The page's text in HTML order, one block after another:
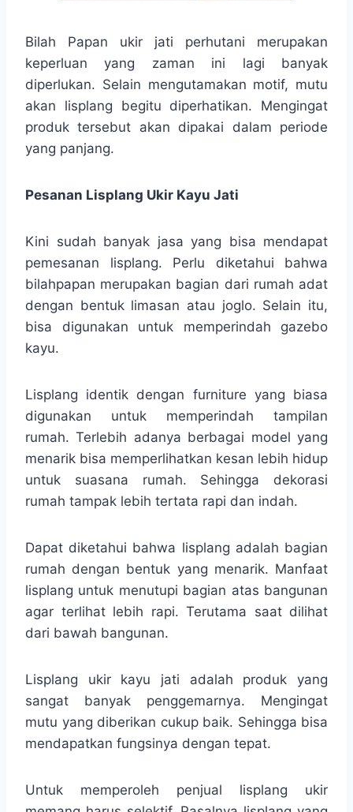
Bilah Papan ukir jati perhutani merupakan
keperluan yang zaman ini lagi banyak
diperlukan. Selain mengutamakan motif, mutu
akan lisplang begitu diperhatikan. Mengingat
produk tersebut akan dipakai dalam periode
yang panjang.
Pesanan Lisplang Ukir Kayu Jati
Kini sudah banyak jasa yang bisa mendapat
pemesanan lisplang. Perlu diketahui bahwa
bilahpapan merupakan bagian dari rumah adat
dengan bentuk limasan atau joglo. Selain itu,
bisa digunakan untuk memperindah gazebo
kayu.
Lisplang identik dengan furniture yang biasa
digunakan untuk memperindah tampilan
rumah. Terlebih adanya berbagai model yang
menarik bisa memperlihatkan kesan lebih hidup
untuk suasana rumah. Sehingga dekorasi
rumah tampak lebih tertata rapi dan indah.
Dapat diketahui bahwa lisplang adalah bagian
rumah dengan bentuk yang menarik. Manfaat
lisplang untuk menutupi bagian atas bangunan
agar terlihat lebih rapi. Terutama saat dilihat
dari bawah bangunan.
Lisplang ukir kayu jati adalah produk yang
sangat banyak penggemarnya. Mengingat
mutu yang diberikan cukup baik. Sehingga bisa
mendapatkan fungsinya dengan tepat.
Untuk memperoleh penjual lisplang ukir